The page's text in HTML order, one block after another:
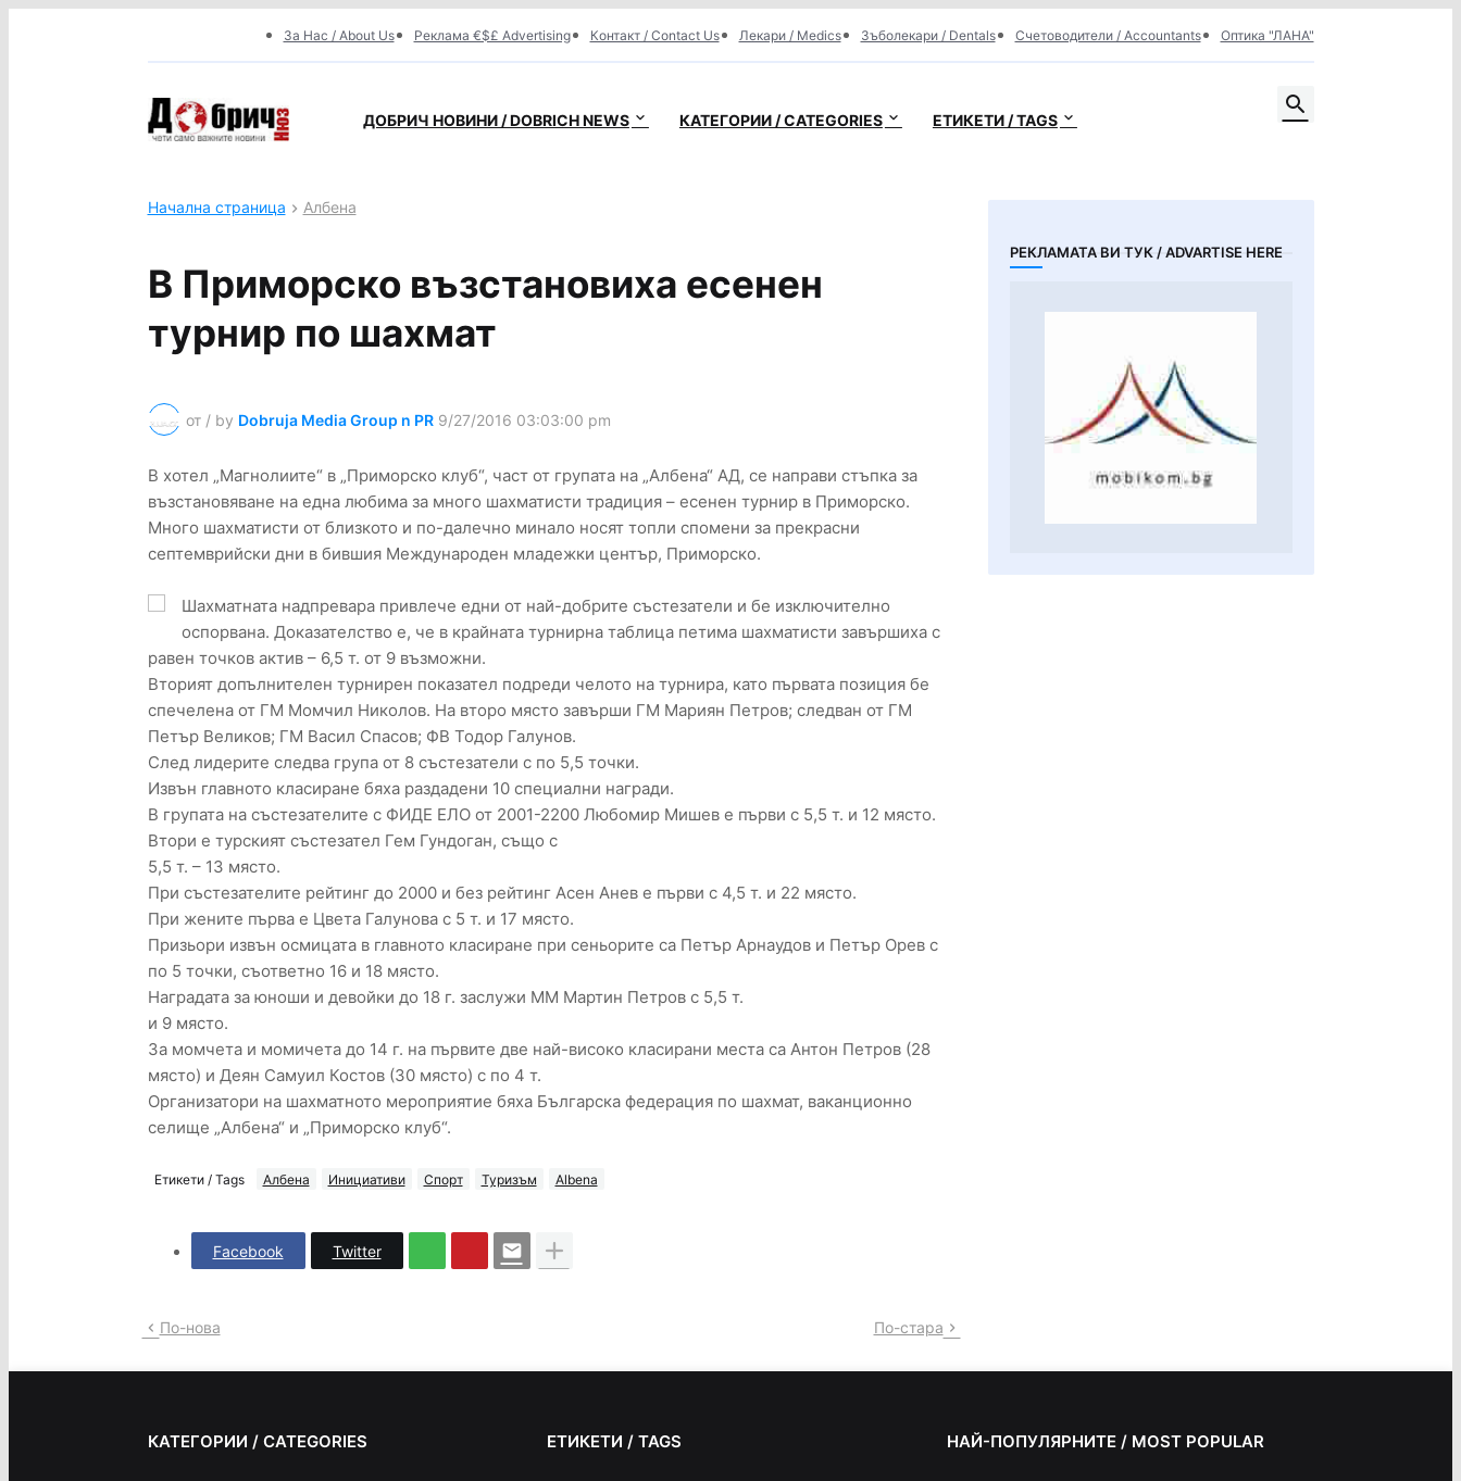
За Нас / About Us Реклама €$£ Advertising Контакт / Contact Us Лекари / Medics Зъболекари / Dentals Счетоводители / Accountants Оптика "ЛАНА"
ДОБРИЧ НОВИНИ / DOBRICH NEWS КАТЕГОРИИ / CATEGORIES ЕТИКЕТИ / TAGS
Начална страница Албена
В Приморско възстановиха есенен
турнир по шахмат
от / by Dobruja Media Group n PR 9/27/2016 03:03:00 pm
В хотел „Магнолиите“ в „Приморско клуб“, част от групата на „Албена“ АД, се направи стъпка за
възстановяване на една любима за много шахматисти традиция – есенен турнир в Приморско.
Много шахматисти от близкото и по-далечно минало носят топли спомени за прекрасни
септемврийски дни в бившия Международен младежки център, Приморско.
Шахматната надпревара привлече едни от най-добрите състезатели и бе изключително
оспорвана. Доказателство е, че в крайната турнирна таблица петима шахматисти завършиха с
равен точков актив – 6,5 т. от 9 възможни.
Вторият допълнителен турнирен показател подреди челото на турнира, като първата позиция бе
спечелена от ГМ Момчил Николов. На второ място завърши ГМ Мариян Петров; следван от ГМ
Петър Великов; ГМ Васил Спасов; ФВ Тодор Галунов.
След лидерите следва група от 8 състезатели с по 5,5 точки.
Извън главното класиране бяха раздадени 10 специални награди.
В групата на състезателите с ФИДЕ ЕЛО от 2001-2200 Любомир Мишев е първи с 5,5 т. и 12 място.
Втори е турският състезател Гем Гундоган, също с
5,5 т. – 13 място.
При състезателите рейтинг до 2000 и без рейтинг Асен Анев е първи с 4,5 т. и 22 място.
При жените първа е Цвета Галунова с 5 т. и 17 място.
Призьори извън осмицата в главното класиране при сеньорите са Петър Арнаудов и Петър Орев с
по 5 точки, съответно 16 и 18 място.
Наградата за юноши и девойки до 18 г. заслужи ММ Мартин Петров с 5,5 т.
и 9 място.
За момчета и момичета до 14 г. на първите две най-високо класирани места са Антон Петров (28
място) и Деян Самуил Костов (30 място) с по 4 т.
Организатори на шахматното мероприятие бяха Българска федерация по шахмат, ваканционно
селище „Албена“ и „Приморско клуб“.
Етикети / Tags Албена Инициативи Спорт Туризъм Albena
Facebook Twitter
По-нова По-стара
РЕКЛАМАТА ВИ ТУК / ADVARTISE HERE
КАТЕГОРИИ / CATEGORIES ЕТИКЕТИ / TAGS НАЙ-ПОПУЛЯРНИТЕ / MOST POPULAR